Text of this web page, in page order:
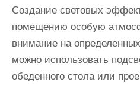
Создание световых
помещению особую
внимание на
можно использовать
обеденного стола или